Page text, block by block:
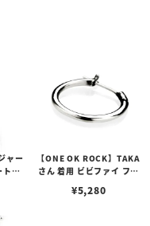
ャー
トピ
【ONE OK ROCK】TAKA
さん 着用 ビビファイ フー
¥5,280